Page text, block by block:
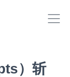
）斩